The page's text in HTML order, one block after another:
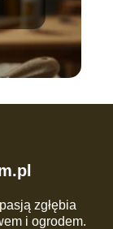
zgłębia
i ogrodem.